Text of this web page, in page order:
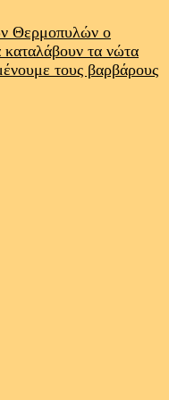
Θερμοπυλών ο
τα νώτα
τους βαρβάρους